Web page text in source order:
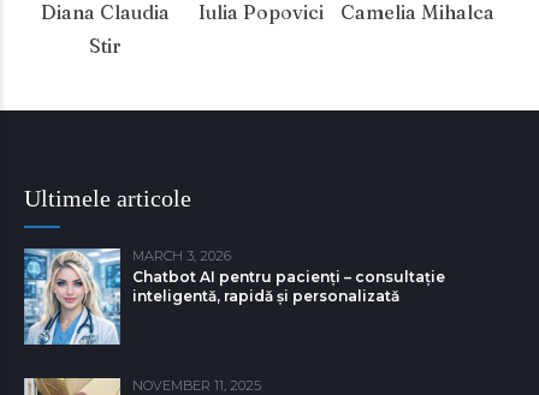
Diana Claudia
Stir
Iulia Popovici Camelia Mihalca
Ultimele articole
MARCH 3, 2026
Chatbot AI pentru pacienți – consultație
inteligentă, rapidă și personalizată
NOVEMBER 11, 2025